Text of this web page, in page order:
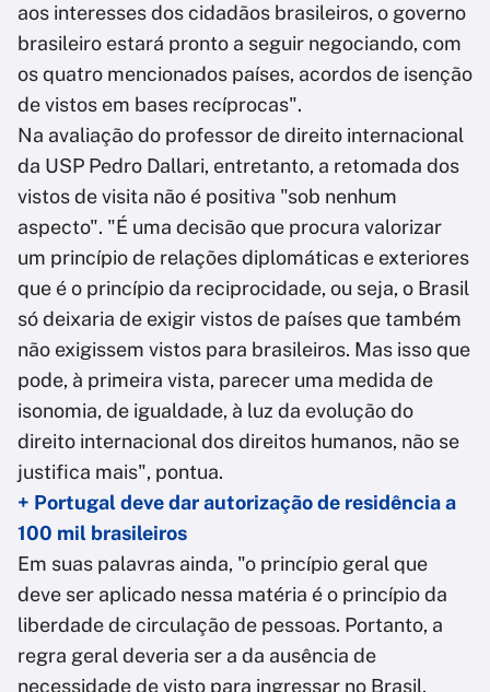
aos interesses dos cidadãos brasileiros, o governo
brasileiro estará pronto a seguir negociando, com
os quatro mencionados países, acordos de isenção
de vistos em bases recíprocas".
Na avaliação do professor de direito internacional
da USP Pedro Dallari, entretanto, a retomada dos
vistos de visita não é positiva "sob nenhum
aspecto". "É uma decisão que procura valorizar
um princípio de relações diplomáticas e exteriores
que é o princípio da reciprocidade, ou seja, o Brasil
só deixaria de exigir vistos de países que também
não exigissem vistos para brasileiros. Mas isso que
pode, à primeira vista, parecer uma medida de
isonomia, de igualdade, à luz da evolução do
direito internacional dos direitos humanos, não se
justifica mais", pontua.
+ Portugal deve dar autorização de residência a
100 mil brasileiros
Em suas palavras ainda, "o princípio geral que
deve ser aplicado nessa matéria é o princípio da
liberdade de circulação de pessoas. Portanto, a
regra geral deveria ser a da ausência de
necessidade de visto para ingressar no Brasil.